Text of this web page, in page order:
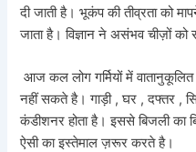
दी जाती है। भूकंप की तीव्रता को
जाता है। विज्ञान ने असंभव चीज़ों को
आज कल लोग गर्मियों में
नहीं सकते है। गाड़ी , घर , दफ्तर ,
कंडीशनर होता है। इससे बिजली का
ऐसी का इस्तेमाल ज़रूर करते है।